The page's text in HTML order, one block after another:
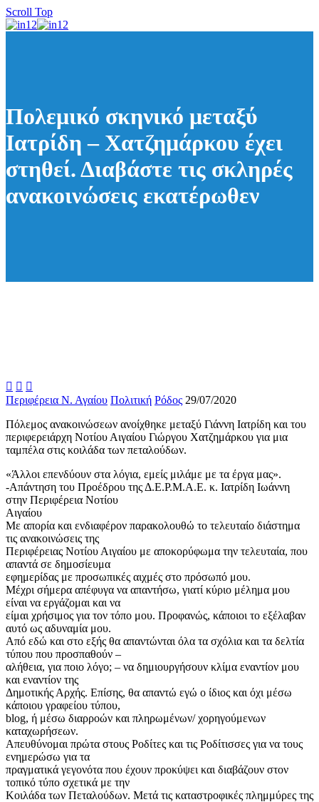
Scroll Top
Πολεμικό σκηνικό μεταξύ
Ιατρίδη – Χατζημάρκου έχει
στηθεί. Διαβάστε τις σκληρές
ανακοινώσεις εκατέρωθεν
  
Περιφέρεια Ν. Αγαίου Πολιτική Ρόδος 29/07/2020
Πόλεμος ανακοινώσεων ανοίχθηκε μεταξύ Γιάννη Ιατρίδη και του
περιφερειάρχη Νοτίου Αιγαίου Γιώργου Χατζημάρκου για μια
ταμπέλα στις κοιλάδα των πεταλούδων.
«Άλλοι επενδύουν στα λόγια, εμείς μιλάμε με τα έργα μας».
-Απάντηση του Προέδρου της Δ.Ε.Ρ.Μ.Α.Ε. κ. Ιατρίδη Ιωάννη
στην Περιφέρεια Νοτίου
Αιγαίου
Με απορία και ενδιαφέρον παρακολουθώ το τελευταίο διάστημα
τις ανακοινώσεις της
Περιφέρειας Νοτίου Αιγαίου με αποκορύφωμα την τελευταία, που
απαντά σε δημοσίευμα
εφημερίδας με προσωπικές αιχμές στο πρόσωπό μου.
Μέχρι σήμερα απέφυγα να απαντήσω, γιατί κύριο μέλημα μου
είναι να εργάζομαι και να
είμαι χρήσιμος για τον τόπο μου. Προφανώς, κάποιοι το εξέλαβαν
αυτό ως αδυναμία μου.
Από εδώ και στο εξής θα απαντώνται όλα τα σχόλια και τα δελτία
τύπου που προσπαθούν –
αλήθεια, για ποιο λόγο; – να δημιουργήσουν κλίμα εναντίον μου
και εναντίον της
Δημοτικής Αρχής. Επίσης, θα απαντώ εγώ ο ίδιος και όχι μέσω
κάποιου γραφείου τύπου,
blog, ή μέσω διαρροών και πληρωμένων/ χορηγούμενων
καταχωρήσεων.
Απευθύνομαι πρώτα στους Ροδίτες και τις Ροδίτισσες για να τους
ενημερώσω για τα
πραγματικά γεγονότα που έχουν προκύψει και διαβάζουν στον
τοπικό τύπο σχετικά με την
Κοιλάδα των Πεταλούδων. Μετά τις καταστροφικές πλημμύρες της